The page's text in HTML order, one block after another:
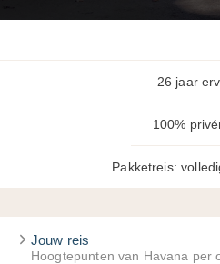
26 jaar
100%
Pakketreis:
Jouw reis
Hoogtepunten van Havana per